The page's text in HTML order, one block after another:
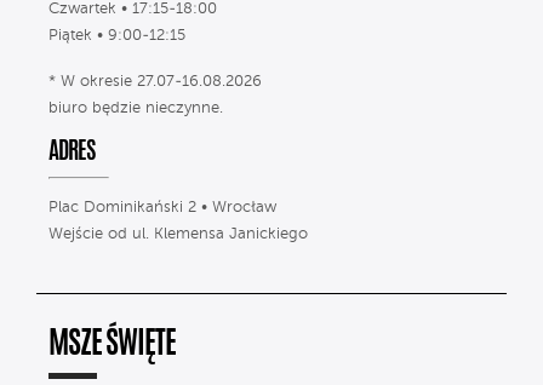
Czwartek • 17:15-18:00
Piątek • 9:00-12:15
* W okresie 27.07-16.08.2026
biuro będzie nieczynne.
ADRES
Plac Dominikański 2 • Wrocław
Wejście od ul. Klemensa Janickiego
MSZE ŚWIĘTE